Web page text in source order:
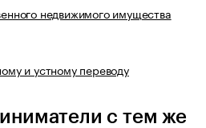
недвижимого имущества
и устному переводу
с тем же